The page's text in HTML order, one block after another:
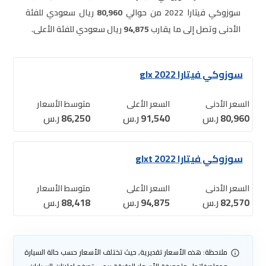
سوزوكي فيتارا 2022 من حوالي
80,960 ريال سعودي للفئة
الأدنى وتصل إلى ما يقارب94,875ريال سعودي للفئة الأعلى.
سوزوكي فيتارا 2022 glx
السعر الأدنى
80,960ر.س
السعر الأعلى
91,540ر.س
متوسط الأسعار
86,250ر.س
سوزوكي فيتارا 2022 glxt
السعر الأدنى
82,570ر.س
السعر الأعلى
94,875ر.س
متوسط الأسعار
88,418ر.س
ملاحظة: هذه الأسعار تقديرية, حيث تختلف الأسعار حسب حالة السيارة